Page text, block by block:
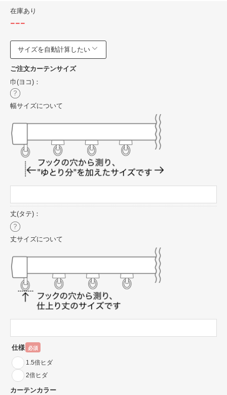
在庫あり
---
サイズを自動計算したい
ご注文カーテンサイズ
巾(ヨコ)：
幅サイズについて
丈(タテ)：
丈サイズについて
仕様 必須
1.5倍ヒダ
2倍ヒダ
カーテンカラー